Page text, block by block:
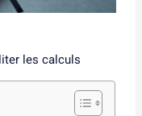
les calculs